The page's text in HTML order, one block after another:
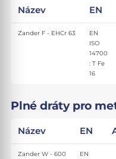
Název EN
Zander F - EHCr 63
EN
ISO
14700
: T Fe
16
Plné dráty pro
Název EN
Zander W - 600
EN